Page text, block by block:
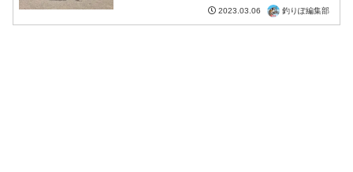
2023.03.06 釣りぽ編集部